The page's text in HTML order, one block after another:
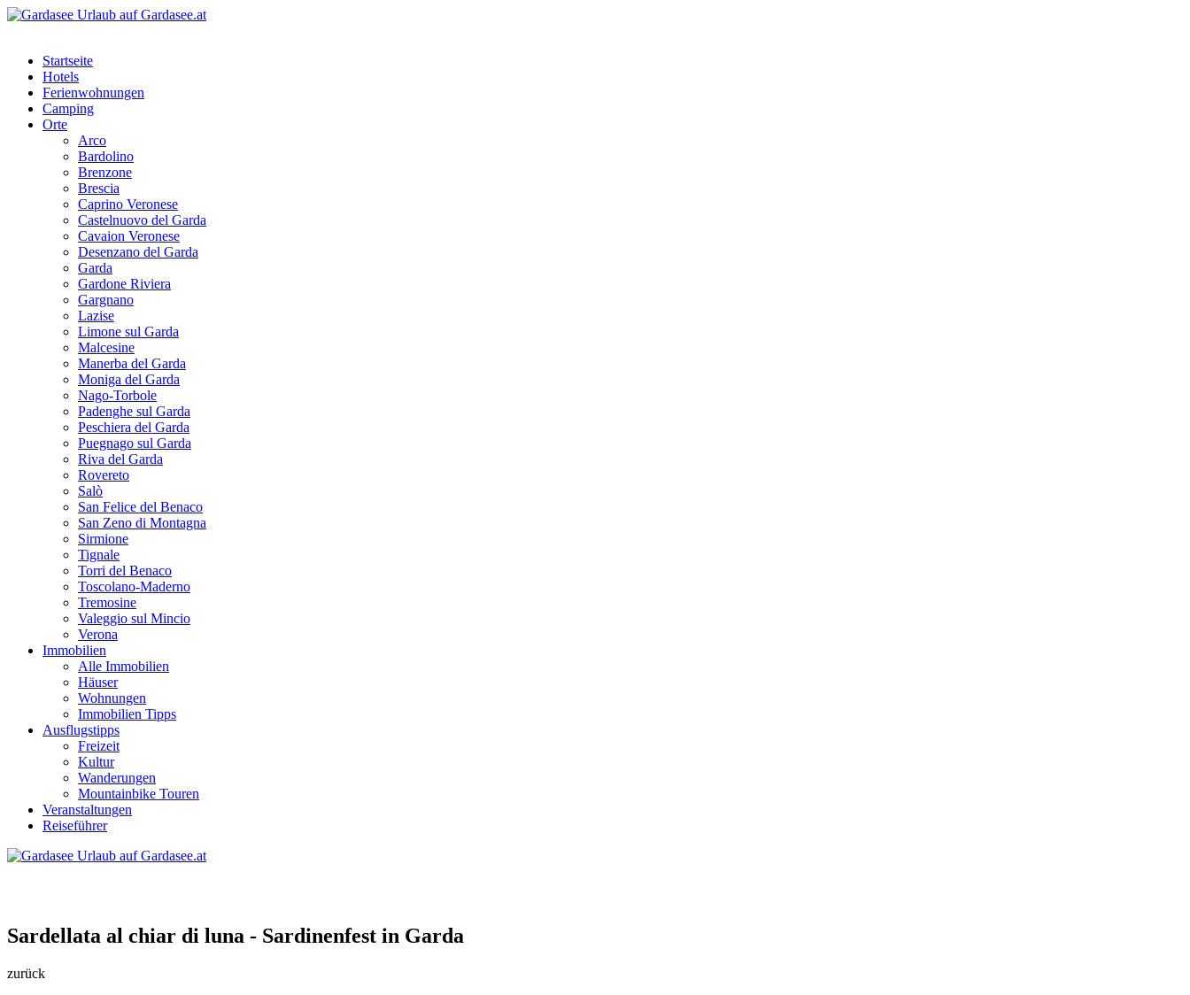
Startseite
Hotels
Ferienwohnungen
Camping
Orte
Arco
Bardolino
Brenzone
Brescia
Caprino Veronese
Castelnuovo del Garda
Cavaion Veronese
Desenzano del Garda
Garda
Gardone Riviera
Gargnano
Lazise
Limone sul Garda
Malcesine
Manerba del Garda
Moniga del Garda
Nago-Torbole
Padenghe sul Garda
Peschiera del Garda
Puegnago sul Garda
Riva del Garda
Rovereto
Salò
San Felice del Benaco
San Zeno di Montagna
Sirmione
Tignale
Torri del Benaco
Toscolano-Maderno
Tremosine
Valeggio sul Mincio
Verona
Immobilien
Alle Immobilien
Häuser
Wohnungen
Immobilien Tipps
Ausflugstipps
Freizeit
Kultur
Wanderungen
Mountainbike Touren
Veranstaltungen
Reiseführer
Sardellata al chiar di luna - Sardinenfest in Garda
zurück